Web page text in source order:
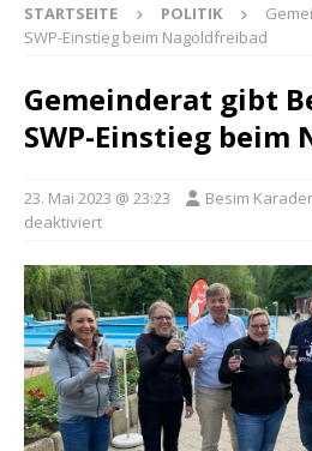
STARTSEITE POLITIK
SWP-Einstieg beim Nagoldfreibad
Gemeinderat gibt
SWP-Einstieg beim
23. Mai 2023 @ 23:23 Besim
deaktiviert